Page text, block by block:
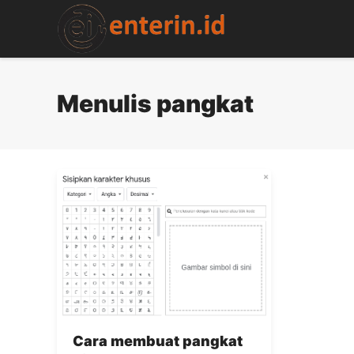
content
Menulis pangkat
Cara membuat pangkat